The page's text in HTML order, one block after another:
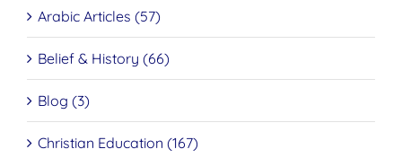
Arabic Articles (57)
Belief & History (66)
Blog (3)
Christian Education (167)